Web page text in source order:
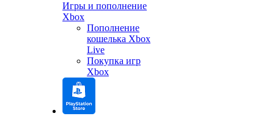
Игры и пополнение
Xbox
Пополнение
кошелька Xbox
Live
Покупка игр
Xbox